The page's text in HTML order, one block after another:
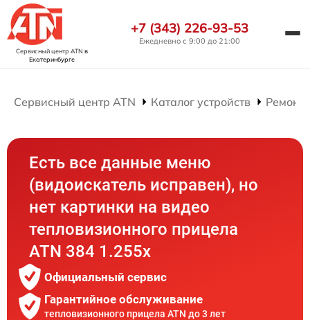
Сервисный центр ATN в
Екатеринбурге
+7 (343) 226-93-53
Ежедневно с 9:00 до 21:00
Сервисный центр ATN Каталог устройств Ремонт
Есть все данные меню
(видоискатель исправен), но
нет картинки на видео
тепловизионного прицела
ATN 384 1.255х
Официальный сервис
Гарантийное обслуживание
тепловизионного прицела ATN до 3 лет